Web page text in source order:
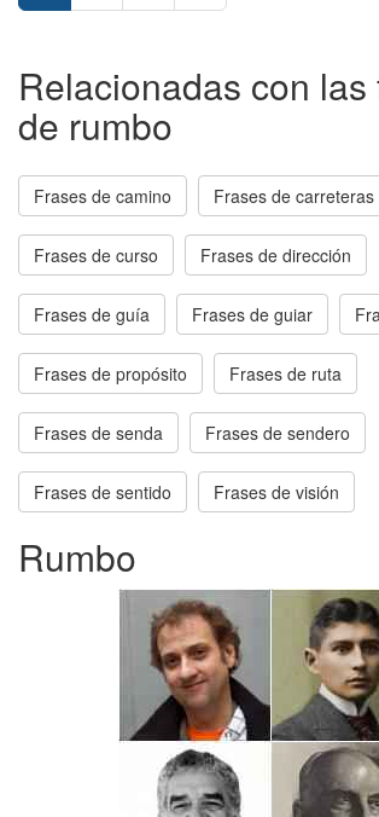
Relacionadas con las
de rumbo
Frases de camino Frases de carreteras
Frases de curso Frases de dirección
Frases de guía Frases de guiar
Frases de propósito Frases de ruta
Frases de senda Frases de sendero
Frases de sentido Frases de visión
Rumbo